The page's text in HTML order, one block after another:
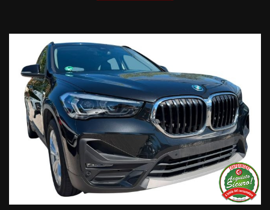
individuali/società);
• Polizze Kasko fino a 60 mesi di durata con estensione “valore
a nuovo”;
• Garanzia legale di Conformità prevista obbligatoriamente
dal Codice del Consumo;
• Garanzia estendibile fino a 60 mesi.
Segui Automobili Vendraminie leggi le recensioni che
descrivono l’esperienza dei nostri clienti:
• Sul nostro sito ufficiale www.automobilivendramini.it dove
potrai trovare l’intero parco auto aggiornato, maggiori foto e
info per ogni singola vettura, i nostri servizi e la nostra storia.
• Sulla nostra pagina Facebook
• Sulla nostra pagina Instagram
• Sul nostro profilo Google Business